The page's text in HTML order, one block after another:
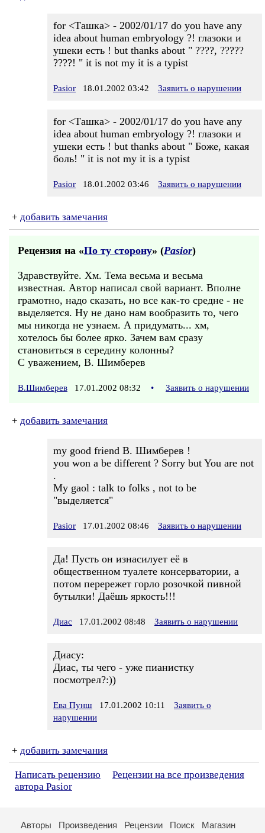
for <Ташка> - 2002/01/17 do you have any
idea about human embryology ?! глазоки и
ушеки есть ! but thanks about " ????, ?????
????! " it is not my it is a typist
Pasior 18.01.2002 03:42 Заявить о нарушении
for <Ташка> - 2002/01/17 do you have any
idea about human embryology ?! глазоки и
ушеки есть ! but thanks about " Боже, какая
боль! " it is not my it is a typist
Pasior 18.01.2002 03:46 Заявить о нарушении
+ добавить замечания
Рецензия на «По ту сторону» (Pasior)
Здравствуйте. Хм. Тема весьма и весьма
известная. Автор написал свой вариант. Вполне
грамотно, надо сказать, но все как-то средне - не
выделяется. Ну не дано нам вообразить то, чего
мы никогда не узнаем. А придумать... хм,
хотелось бы более ярко. Зачем вам сразу
становиться в середину колонны?
С уважением, В. Шимберев
В.Шимберев 17.01.2002 08:32 • Заявить о нарушении
+ добавить замечания
my good friend В. Шимберев !
you won a be different ? Sorry but You are not
.
My gaol : talk to folks , not to be
"выделяется"
Pasior 17.01.2002 08:46 Заявить о нарушении
Да! Пусть он изнасилует её в
общественном туалете консерватории, а
потом перережет горло розочкой пивной
бутылки! Даёшь яркость!!!
Диас 17.01.2002 08:48 Заявить о нарушении
Диасу:
Диас, ты чего - уже пианистку
посмотрел?:))
Ева Пунш 17.01.2002 10:11
Заявить о
нарушении
+ добавить замечания
Написать рецензию
Рецензии на все произведения
автора Pasior
Авторы Произведения Рецензии Поиск
Магазин